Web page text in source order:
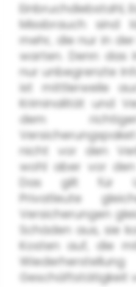
Einbruchdiebstahl,
Missbrauch sind
mehr, die nur in
warten. Denn das
nur unbegrenzte
ist mittlerweile
Kriminalität und
dem
nicht vor den
wohl aber vor den
Das gilt für
Privatleute
Versicherungen
Schäden aus, sie
Kosten auf, die
Geschäftstätigkeit